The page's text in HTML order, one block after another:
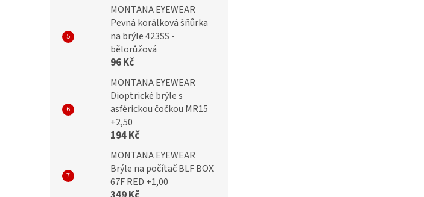
MONTANA EYEWEAR
Pevná korálková šňůrka
na brýle 423SS -
bělorůžová
96 Kč
MONTANA EYEWEAR
Dioptrické brýle s
asférickou čočkou MR15
+2,50
194 Kč
MONTANA EYEWEAR
Brýle na počítač BLF BOX
67F RED +1,00